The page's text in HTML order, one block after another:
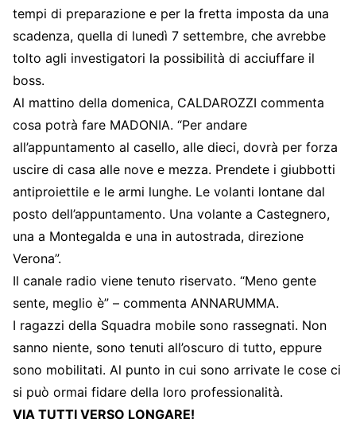
tempi di preparazione e per la fretta imposta da una
scadenza, quella di lunedì 7 settembre, che avrebbe
tolto agli investigatori la possibilità di acciuffare il
boss.
Al mattino della domenica, CALDAROZZI commenta
cosa potrà fare MADONIA. “Per andare
all’appuntamento al casello, alle dieci, dovrà per forza
uscire di casa alle nove e mezza. Prendete i giubbotti
antiproiettile e le armi lunghe. Le volanti lontane dal
posto dell’appuntamento. Una volante a Castegnero,
una a Montegalda e una in autostrada, direzione
Verona”.
Il canale radio viene tenuto riservato. “Meno gente
sente, meglio è” – commenta ANNARUMMA.
I ragazzi della Squadra mobile sono rassegnati. Non
sanno niente, sono tenuti all’oscuro di tutto, eppure
sono mobilitati. Al punto in cui sono arrivate le cose ci
si può ormai fidare della loro professionalità.
VIA TUTTI VERSO LONGARE!